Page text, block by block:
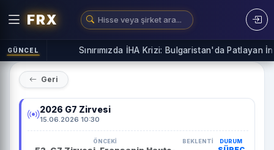
FRX
GÜNCEL Sınırımızda İHA Krizi: Bulgaristan'da Patlayan
Geri
2026 G7 Zirvesi
15.06.2026 10:30
ÖNCEKI BEKLENTI DURUM